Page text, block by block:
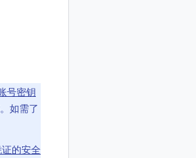
号密钥
如需了
的安全